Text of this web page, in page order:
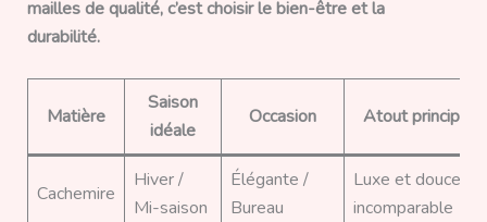
mailles de qualité, c’est choisir le bien-être et la
durabilité.
Matière
Saison
idéale
Occasion Atout principal
Cachemire
Hiver /
Mi-saison
Élégante /
Bureau
Luxe et douceur
incomparable